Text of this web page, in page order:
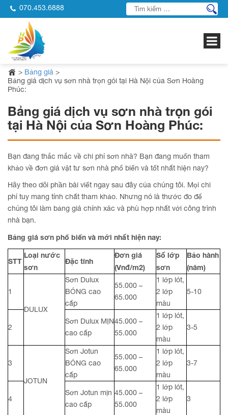
070.453.6888
> Bảng giá >
Bảng giá dịch vụ sơn nhà trọn gói tại Hà Nội của Sơn Hoàng
Phúc:
Bảng giá dịch vụ sơn nhà trọn gói
tại Hà Nội của Sơn Hoàng Phúc:
Bạn đang thắc mắc về chi phí sơn nhà? Bạn đang muốn tham
khảo về đơn giá vật tư sơn nhà phổ biến và tốt nhất hiện nay?
Hãy theo dõi phần bài viết ngay sau đây của chúng tôi. Mọi chi
phí tuy mang tính chất tham khảo. Nhưng nó là thước đo để
chúng tôi làm bảng giá chính xác và phù hợp nhất với công trình
nhà bạn.
Bảng giá sơn phổ biến và mới nhất hiện nay:
STT
Loại nước
sơn
Đặc tính
Đơn giá
(Vnđ/m2)
Số lớp
sơn
Bảo hành
(năm)
1
DULUX
Sơn Dulux
BÓNG cao
cấp
55.000 –
65.000
1 lớp lót,
2 lớp
màu
5-10
2
Sơn Dulux MỊN
cao cấp
45.000 –
55.000
1 lớp lót,
2 lớp
màu
3-5
3
JOTUN
Sơn Jotun
BÓNG cao
cấp
55.000 –
65.000
1 lớp lót,
2 lớp
màu
3-7
4
Sơn Jotun mịn
cao cấp
45.000 –
55.000
1 lớp lót,
2 lớp
màu
3